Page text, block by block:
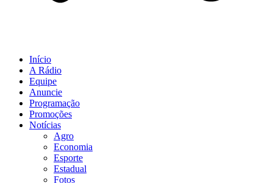
Início
A Rádio
Equipe
Anuncie
Programação
Promoções
Notícias
Agro
Economia
Esporte
Estadual
Fotos